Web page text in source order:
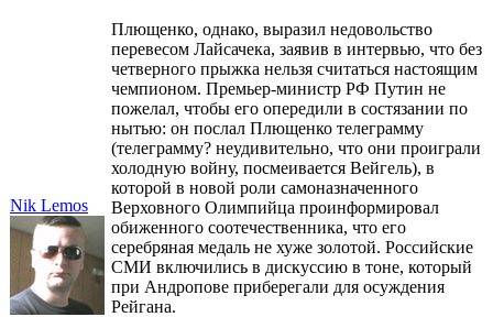
Nik Lemos
Плющенко, однако, выразил недовольство
перевесом Лайсачека, заявив в интервью, что без
четверного прыжка нельзя считаться настоящим
чемпионом. Премьер-министр РФ Путин не
пожелал, чтобы его опередили в состязании по
нытью: он послал Плющенко телеграмму
(телеграмму? неудивительно, что они проиграли
холодную войну, посмеивается Вейгель), в
которой в новой роли самоназначенного
Верховного Олимпийца проинформировал
обиженного соотечественника, что его
серебряная медаль не хуже золотой. Российские
СМИ включились в дискуссию в тоне, который
при Андропове приберегали для осуждения
Рейгана.